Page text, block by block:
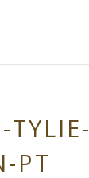
TYLIE-
PT